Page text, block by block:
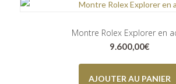
Montre Rolex Explorer en
9.600,00€
AJOUTER AU PANIER